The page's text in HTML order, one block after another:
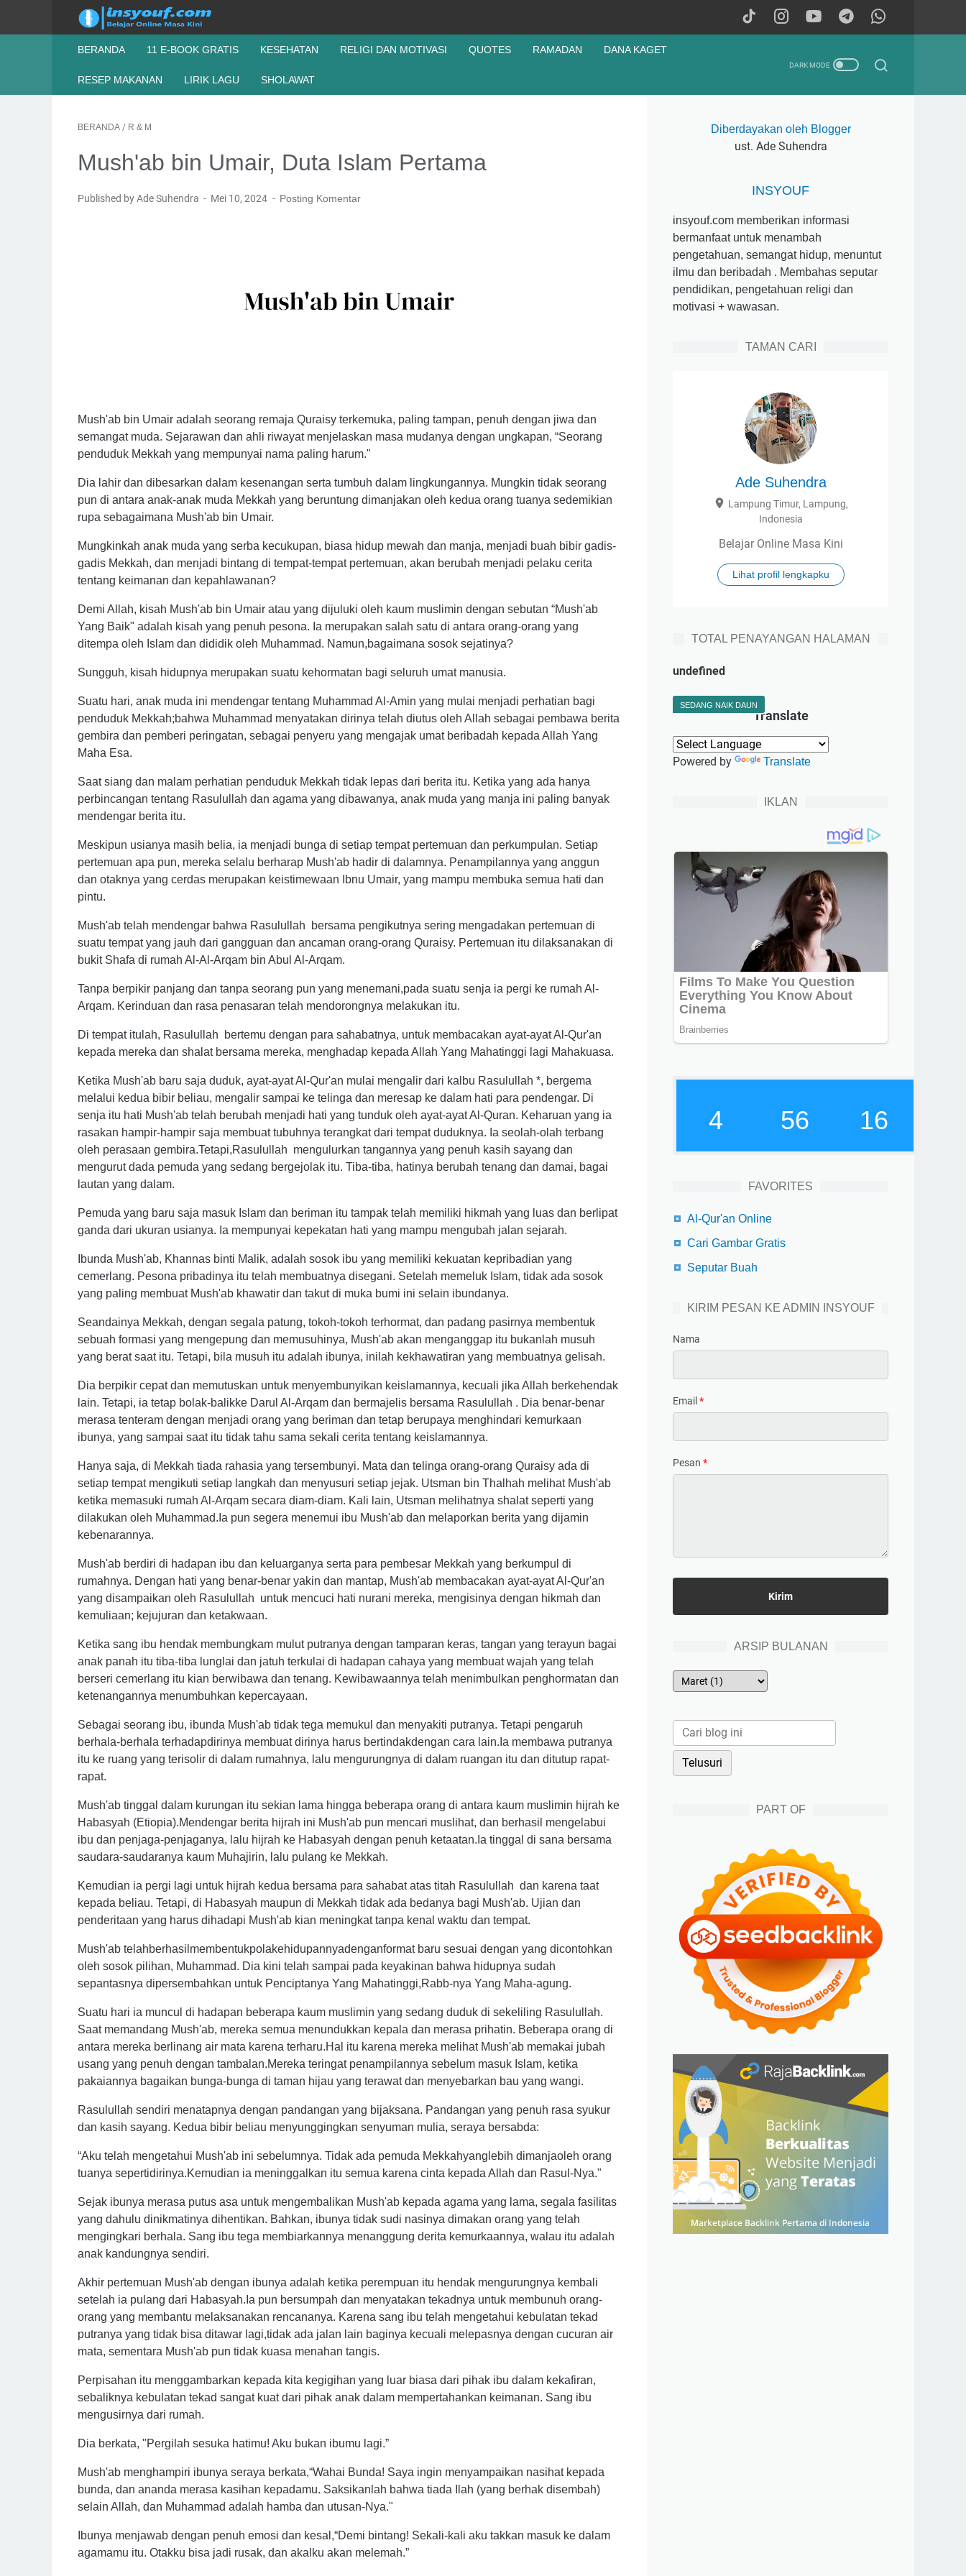
BERANDA 11 E-BOOK GRATIS KESEHATAN RELIGI DAN MOTIVASI QUOTES RAMADAN DANA KAGET
RESEP MAKANAN LIRIK LAGU SHOLAWAT
BERANDA / R & M
Mush'ab bin Umair, Duta Islam Pertama
Published by Ade Suhendra Mei 10, 2024 Posting Komentar
Mush'ab bin Umair adalah seorang remaja Quraisy terkemuka, paling tampan, penuh dengan jiwa dan
semangat muda. Sejarawan dan ahli riwayat menjelaskan masa mudanya dengan ungkapan, “Seorang
penduduk Mekkah yang mempunyai nama paling harum."
Dia lahir dan dibesarkan dalam kesenangan serta tumbuh dalam lingkungannya. Mungkin tidak seorang
pun di antara anak-anak muda Mekkah yang beruntung dimanjakan oleh kedua orang tuanya sedemikian
rupa sebagaimana Mush'ab bin Umair.
Mungkinkah anak muda yang serba kecukupan, biasa hidup mewah dan manja, menjadi buah bibir gadis-
gadis Mekkah, dan menjadi bintang di tempat-tempat pertemuan, akan berubah menjadi pelaku cerita
tentang keimanan dan kepahlawanan?
Demi Allah, kisah Mush'ab bin Umair atau yang dijuluki oleh kaum muslimin dengan sebutan “Mush'ab
Yang Baik" adalah kisah yang penuh pesona. Ia merupakan salah satu di antara orang-orang yang
ditempa oleh Islam dan dididik oleh Muhammad. Namun,bagaimana sosok sejatinya?
Sungguh, kisah hidupnya merupakan suatu kehormatan bagi seluruh umat manusia.
Suatu hari, anak muda ini mendengar tentang Muhammad Al-Amin yang mulai menjadi perhatian bagi
penduduk Mekkah;bahwa Muhammad menyatakan dirinya telah diutus oleh Allah sebagai pembawa berita
gembira dan pemberi peringatan, sebagai penyeru yang mengajak umat beribadah kepada Allah Yang
Maha Esa.
Saat siang dan malam perhatian penduduk Mekkah tidak lepas dari berita itu. Ketika yang ada hanya
perbincangan tentang Rasulullah dan agama yang dibawanya, anak muda yang manja ini paling banyak
mendengar berita itu.
Meskipun usianya masih belia, ia menjadi bunga di setiap tempat pertemuan dan perkumpulan. Setiap
pertemuan apa pun, mereka selalu berharap Mush'ab hadir di dalamnya. Penampilannya yang anggun
dan otaknya yang cerdas merupakan keistimewaan Ibnu Umair, yang mampu membuka semua hati dan
pintu.
Mush'ab telah mendengar bahwa Rasulullah bersama pengikutnya sering mengadakan pertemuan di
suatu tempat yang jauh dari gangguan dan ancaman orang-orang Quraisy. Pertemuan itu dilaksanakan di
bukit Shafa di rumah Al-Al-Arqam bin Abul Al-Arqam.
Tanpa berpikir panjang dan tanpa seorang pun yang menemani,pada suatu senja ia pergi ke rumah Al-
Arqam. Kerinduan dan rasa penasaran telah mendorongnya melakukan itu.
Di tempat itulah, Rasulullah bertemu dengan para sahabatnya, untuk membacakan ayat-ayat Al-Qur'an
kepada mereka dan shalat bersama mereka, menghadap kepada Allah Yang Mahatinggi lagi Mahakuasa.
Ketika Mush'ab baru saja duduk, ayat-ayat Al-Qur'an mulai mengalir dari kalbu Rasulullah *, bergema
melalui kedua bibir beliau, mengalir sampai ke telinga dan meresap ke dalam hati para pendengar. Di
senja itu hati Mush'ab telah berubah menjadi hati yang tunduk oleh ayat-ayat Al-Quran. Keharuan yang ia
rasakan hampir-hampir saja membuat tubuhnya terangkat dari tempat duduknya. Ia seolah-olah terbang
oleh perasaan gembira.Tetapi,Rasulullah mengulurkan tangannya yang penuh kasih sayang dan
mengurut dada pemuda yang sedang bergejolak itu. Tiba-tiba, hatinya berubah tenang dan damai, bagai
lautan yang dalam.
Pemuda yang baru saja masuk Islam dan beriman itu tampak telah memiliki hikmah yang luas dan berlipat
ganda dari ukuran usianya. Ia mempunyai kepekatan hati yang mampu mengubah jalan sejarah.
Ibunda Mush'ab, Khannas binti Malik, adalah sosok ibu yang memiliki kekuatan kepribadian yang
cemerlang. Pesona pribadinya itu telah membuatnya disegani. Setelah memeluk Islam, tidak ada sosok
yang paling membuat Mush'ab khawatir dan takut di muka bumi ini selain ibundanya.
Seandainya Mekkah, dengan segala patung, tokoh-tokoh terhormat, dan padang pasirnya membentuk
sebuah formasi yang mengepung dan memusuhinya, Mush'ab akan menganggap itu bukanlah musuh
yang berat saat itu. Tetapi, bila musuh itu adalah ibunya, inilah kekhawatiran yang membuatnya gelisah.
Dia berpikir cepat dan memutuskan untuk menyembunyikan keislamannya, kecuali jika Allah berkehendak
lain. Tetapi, ia tetap bolak-balikke Darul Al-Arqam dan bermajelis bersama Rasulullah . Dia benar-benar
merasa tenteram dengan menjadi orang yang beriman dan tetap berupaya menghindari kemurkaan
ibunya, yang sampai saat itu tidak tahu sama sekali cerita tentang keislamannya.
Hanya saja, di Mekkah tiada rahasia yang tersembunyi. Mata dan telinga orang-orang Quraisy ada di
setiap tempat mengikuti setiap langkah dan menyusuri setiap jejak. Utsman bin Thalhah melihat Mush'ab
ketika memasuki rumah Al-Arqam secara diam-diam. Kali lain, Utsman melihatnya shalat seperti yang
dilakukan oleh Muhammad.Ia pun segera menemui ibu Mush'ab dan melaporkan berita yang dijamin
kebenarannya.
Mush'ab berdiri di hadapan ibu dan keluarganya serta para pembesar Mekkah yang berkumpul di
rumahnya. Dengan hati yang benar-benar yakin dan mantap, Mush'ab membacakan ayat-ayat Al-Qur'an
yang disampaikan oleh Rasulullah untuk mencuci hati nurani mereka, mengisinya dengan hikmah dan
kemuliaan; kejujuran dan ketakwaan.
Ketika sang ibu hendak membungkam mulut putranya dengan tamparan keras, tangan yang terayun bagai
anak panah itu tiba-tiba lunglai dan jatuh terkulai di hadapan cahaya yang membuat wajah yang telah
berseri cemerlang itu kian berwibawa dan tenang. Kewibawaannya telah menimbulkan penghormatan dan
ketenangannya menumbuhkan kepercayaan.
Sebagai seorang ibu, ibunda Mush'ab tidak tega memukul dan menyakiti putranya. Tetapi pengaruh
berhala-berhala terhadapdirinya membuat dirinya harus bertindakdengan cara lain.Ia membawa putranya
itu ke ruang yang terisolir di dalam rumahnya, lalu mengurungnya di dalam ruangan itu dan ditutup rapat-
rapat.
Mush'ab tinggal dalam kurungan itu sekian lama hingga beberapa orang di antara kaum muslimin hijrah ke
Habasyah (Etiopia).Mendengar berita hijrah ini Mush'ab pun mencari muslihat, dan berhasil mengelabui
ibu dan penjaga-penjaganya, lalu hijrah ke Habasyah dengan penuh ketaatan.Ia tinggal di sana bersama
saudara-saudaranya kaum Muhajirin, lalu pulang ke Mekkah.
Kemudian ia pergi lagi untuk hijrah kedua bersama para sahabat atas titah Rasulullah dan karena taat
kepada beliau. Tetapi, di Habasyah maupun di Mekkah tidak ada bedanya bagi Mush'ab. Ujian dan
penderitaan yang harus dihadapi Mush'ab kian meningkat tanpa kenal waktu dan tempat.
Mush'ab telahberhasilmembentukpolakehidupannyadenganformat baru sesuai dengan yang dicontohkan
oleh sosok pilihan, Muhammad. Dia kini telah sampai pada keyakinan bahwa hidupnya sudah
sepantasnya dipersembahkan untuk Penciptanya Yang Mahatinggi,Rabb-nya Yang Maha-agung.
Suatu hari ia muncul di hadapan beberapa kaum muslimin yang sedang duduk di sekeliling Rasulullah.
Saat memandang Mush'ab, mereka semua menundukkan kepala dan merasa prihatin. Beberapa orang di
antara mereka berlinang air mata karena terharu.Hal itu karena mereka melihat Mush'ab memakai jubah
usang yang penuh dengan tambalan.Mereka teringat penampilannya sebelum masuk Islam, ketika
pakaiannya bagaikan bunga-bunga di taman hijau yang terawat dan menyebarkan bau yang wangi.
Rasulullah sendiri menatapnya dengan pandangan yang bijaksana. Pandangan yang penuh rasa syukur
dan kasih sayang. Kedua bibir beliau menyunggingkan senyuman mulia, seraya bersabda:
“Aku telah mengetahui Mush'ab ini sebelumnya. Tidak ada pemuda Mekkahyanglebih dimanjaoleh orang
tuanya sepertidirinya.Kemudian ia meninggalkan itu semua karena cinta kepada Allah dan Rasul-Nya."
Sejak ibunya merasa putus asa untuk mengembalikan Mush'ab kepada agama yang lama, segala fasilitas
yang dahulu dinikmatinya dihentikan. Bahkan, ibunya tidak sudi nasinya dimakan orang yang telah
mengingkari berhala. Sang ibu tega membiarkannya menanggung derita kemurkaannya, walau itu adalah
anak kandungnya sendiri.
Akhir pertemuan Mush'ab dengan ibunya adalah ketika perempuan itu hendak mengurungnya kembali
setelah ia pulang dari Habasyah.Ia pun bersumpah dan menyatakan tekadnya untuk membunuh orang-
orang yang membantu melaksanakan rencananya. Karena sang ibu telah mengetahui kebulatan tekad
putranya yang tidak bisa ditawar lagi,tidak ada jalan lain baginya kecuali melepasnya dengan cucuran air
mata, sementara Mush'ab pun tidak kuasa menahan tangis.
Perpisahan itu menggambarkan kepada kita kegigihan yang luar biasa dari pihak ibu dalam kekafiran,
sebaliknya kebulatan tekad sangat kuat dari pihak anak dalam mempertahankan keimanan. Sang ibu
mengusirnya dari rumah.
Dia berkata, "Pergilah sesuka hatimu! Aku bukan ibumu lagi.”
Mush'ab menghampiri ibunya seraya berkata,“Wahai Bunda! Saya ingin menyampaikan nasihat kepada
bunda, dan ananda merasa kasihan kepadamu. Saksikanlah bahwa tiada Ilah (yang berhak disembah)
selain Allah, dan Muhammad adalah hamba dan utusan-Nya."
Ibunya menjawab dengan penuh emosi dan kesal,“Demi bintang! Sekali-kali aku takkan masuk ke dalam
agamamu itu. Otakku bisa jadi rusak, dan akalku akan melemah.”
Diberdayakan oleh Blogger
ust. Ade Suhendra
INSYOUF
insyouf.com memberikan informasi
bermanfaat untuk menambah
pengetahuan, semangat hidup, menuntut
ilmu dan beribadah . Membahas seputar
pendidikan, pengetahuan religi dan
motivasi + wawasan.
TAMAN CARI
Ade Suhendra
Lampung Timur, Lampung,
Indonesia
Belajar Online Masa Kini
Lihat profil lengkapku
TOTAL PENAYANGAN HALAMAN
undefned
SEDANG NAIK DAUN
Translate
Powered by Translate
IKLAN
4 56 17
FAVORITES
Al-Qur'an Online
Cari Gambar Gratis
Seputar Buah
KIRIM PESAN KE ADMIN INSYOUF
Nama
Email *
Pesan *
ARSIP BULANAN
PART OF